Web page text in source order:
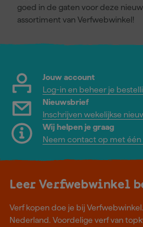
goed in de gaten voor deze
assortiment van Verfwebwinkel!
Jouw account
Log-in en beheer je
Nieuwsbrief
Inschrijven wekelijkse
Wij helpen je graag
Neem contact op met één
Leer Verfwebwinkel
Verf kopen doe je bij
Nederland. Voordelige verf van